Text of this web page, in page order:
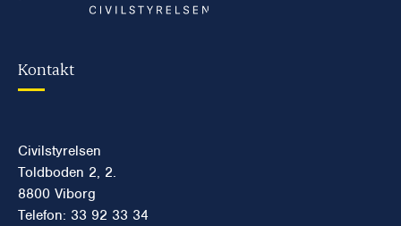
Kontakt
Civilstyrelsen
Toldboden 2, 2.
8800 Viborg
Telefon: 33 92 33 34